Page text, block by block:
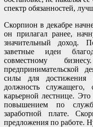
спектр обязанностей,
Скорпион в декабре
он прилагал ранее,
значительный доход.
заветные идеи
совместному
предпринимательской
силы для достижения
должность служащего,
карьерной лестнице.
повышением по
заработной плате.
предложения по работе.